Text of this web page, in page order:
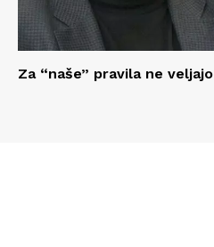
Za “naše” pravila ne veljajo